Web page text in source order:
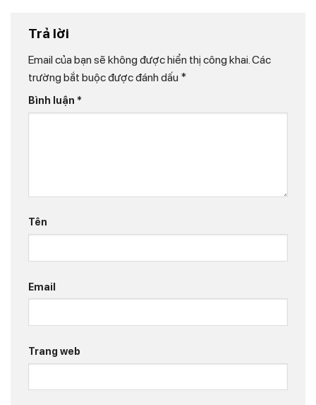
Trả lời
Email của bạn sẽ không được hiển thị công khai.Các
trường bắt buộc được đánh dấu *
Bình luận *
Tên
Email
Trang web